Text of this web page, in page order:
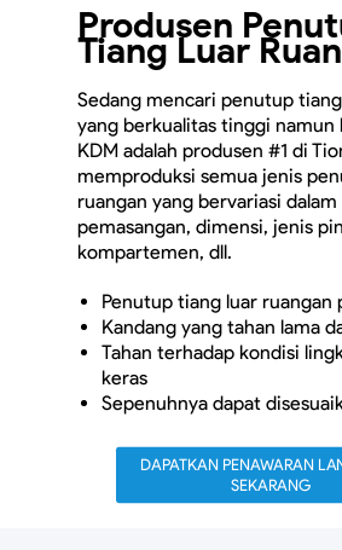
Produsen
Tiang Luar
Sedang mencari penutup
yang berkualitas tinggi namun
KDM adalah produsen #1 di
memproduksi semua jenis
ruangan yang bervariasi dalam
pemasangan, dimensi, jenis
kompartemen, dll.
Penutup tiang luar ruangan
Kandang yang tahan lama
Tahan terhadap kondisi
keras
Sepenuhnya dapat
DAPATKAN PENAWARAN
SEKARANG